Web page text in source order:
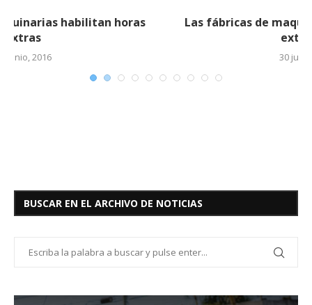
Las fábricas de maquinarias habilitan horas
BUSCAR EN EL ARCHIVO DE NOTICIAS